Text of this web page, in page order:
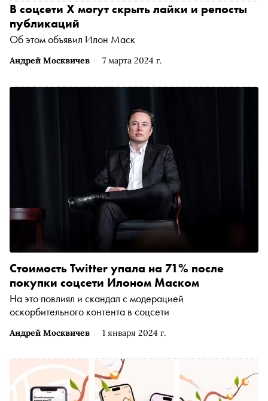
Андрей Москвичев 7 марта 2024 г.
В соцсети X могут скрыть лайки и репосты
публикаций
Об этом объявил Илон Маск
Андрей Москвичев 1 января 2024 г.
Стоимость Twitter упала на 71% после
покупки соцсети Илоном Маском
На это повлиял и скандал с модерацией
оскорбительного контента в соцсети